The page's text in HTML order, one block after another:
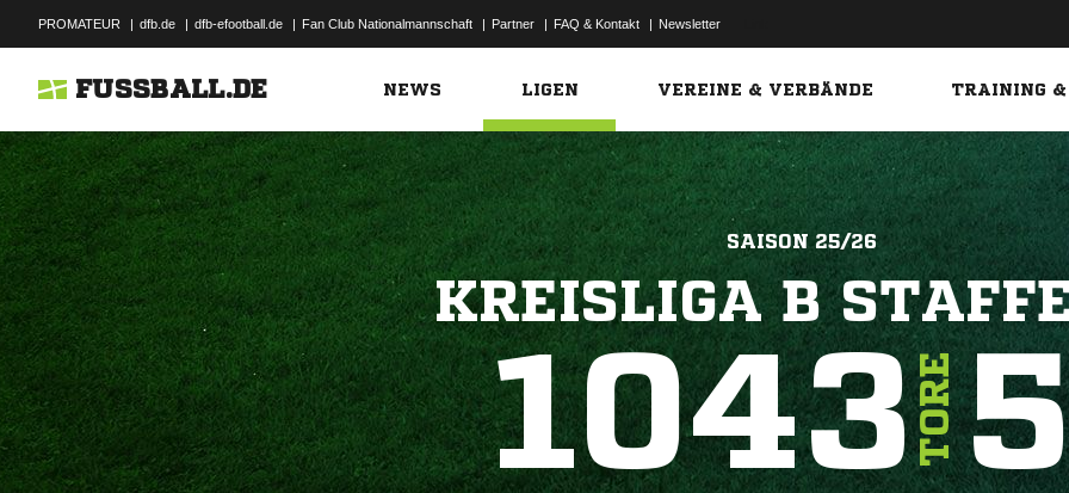
PROMATEUR | dfb.de | dfb-efootball.de | Fan Club Nationalmannschaft | Partner | FAQ & Kontakt | Newsletter
FUSSBALL.DE NEWS LIGEN VEREINE & VERBÄNDE TRAINING &
SAISON 25/26
KREISLIGA B
1043TORE